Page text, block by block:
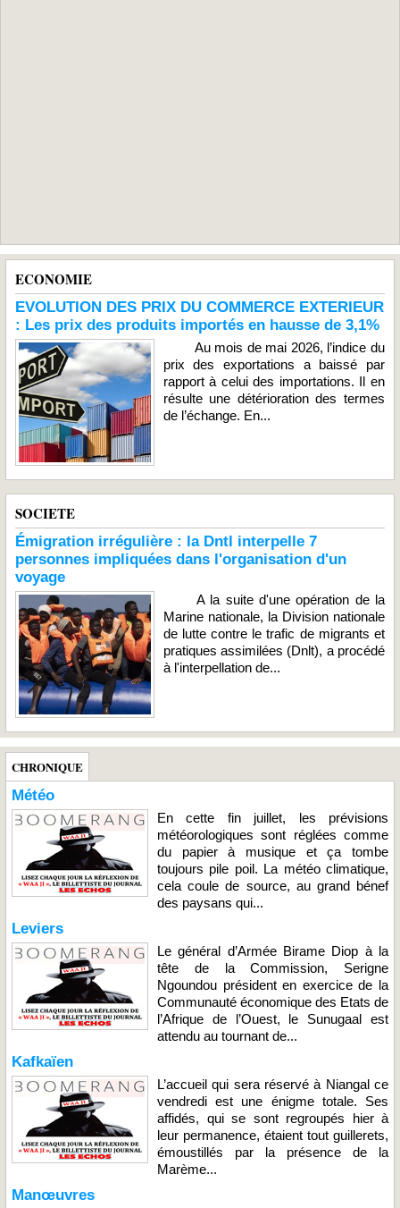
ECONOMIE
EVOLUTION DES PRIX DU COMMERCE EXTERIEUR
: Les prix des produits importés en hausse de 3,1%
Au mois de mai 2026, l’indice du
prix des exportations a baissé par
rapport à celui des importations. Il en
résulte une détérioration des termes
de l’échange. En...
SOCIETE
Émigration irrégulière : la Dntl interpelle 7
personnes impliquées dans l'organisation d'un
voyage
A la suite d'une opération de la
Marine nationale, la Division nationale
de lutte contre le trafic de migrants et
pratiques assimilées (Dnlt), a procédé
à l'interpellation de...
CHRONIQUE
Météo
En cette fin juillet, les prévisions
météorologiques sont réglées comme
du papier à musique et ça tombe
toujours pile poil. La météo climatique,
cela coule de source, au grand bénef
des paysans qui...
Leviers
Le général d’Armée Birame Diop à la
tête de la Commission, Serigne
Ngoundou président en exercice de la
Communauté économique des Etats de
l’Afrique de l’Ouest, le Sunugaal est
attendu au tournant de...
Kafkaïen
L’accueil qui sera réservé à Niangal ce
vendredi est une énigme totale. Ses
affidés, qui se sont regroupés hier à
leur permanence, étaient tout guillerets,
émoustillés par la présence de la
Marème...
Manœuvres